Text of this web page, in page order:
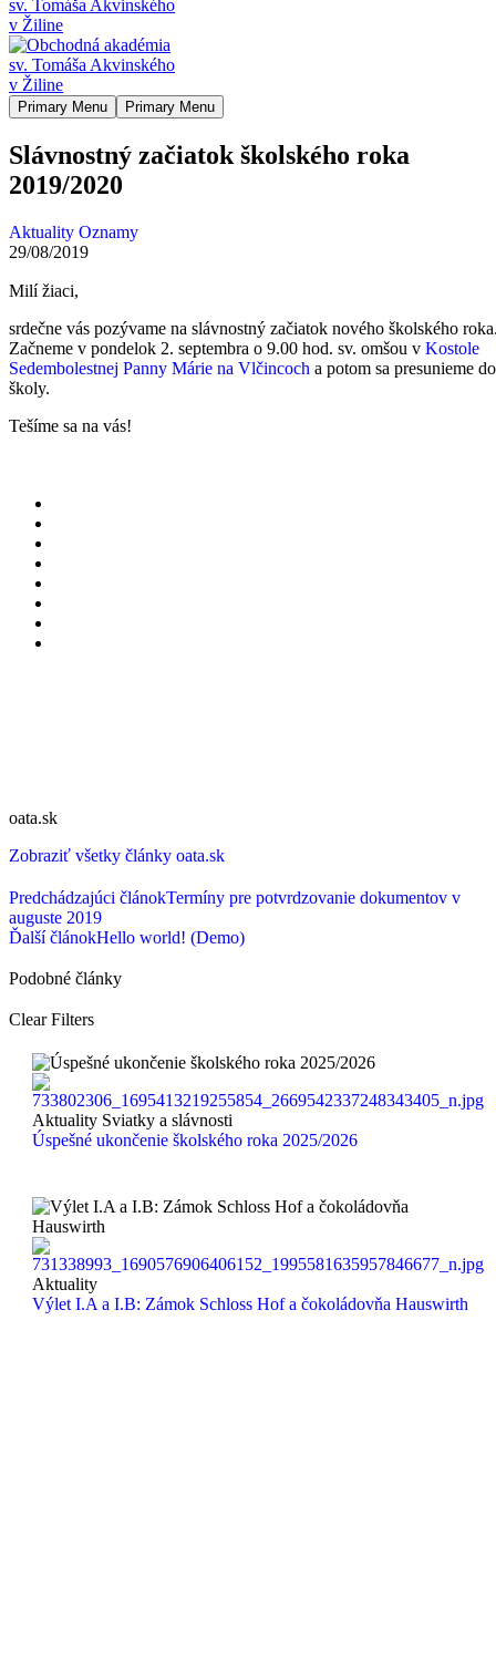
Primary Menu Primary Menu
Slávnostný začiatok školského roka
2019/2020
Aktuality Oznamy
29/08/2019
Milí žiaci,
srdečne vás pozývame na slávnostný začiatok nového školského
Začneme v pondelok 2. septembra o 9.00 hod. sv. omšou v Kostole
Sedembolestnej Panny Márie na Vlčincoch a potom sa presunieme do
školy.
Tešíme sa na vás!
oata.sk
Zobraziť všetky články oata.sk
Predchádzajúci článokTermíny pre potvrdzovanie dokumentov v
auguste 2019
Ďalší článokHello world! (Demo)
Podobné články
Clear Filters
Aktuality Sviatky a slávnosti
Úspešné ukončenie školského roka 2025/2026
Aktuality
Výlet I.A a I.B: Zámok Schloss Hof a čokoládovňa Hauswirth